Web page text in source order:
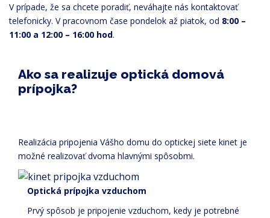
V prípade, že sa chcete poradiť, neváhajte nás kontaktovať
telefonicky. V pracovnom čase pondelok až piatok, od 8:00 –
11:00 a 12:00 – 16:00 hod.
Ako sa realizuje optická domová
prípojka?
Realizácia pripojenia Vášho domu do optickej siete kinet je
možné realizovať dvoma hlavnými spôsobmi.
Optická prípojka vzduchom
Prvý spôsob je pripojenie vzduchom, kedy je potrebné